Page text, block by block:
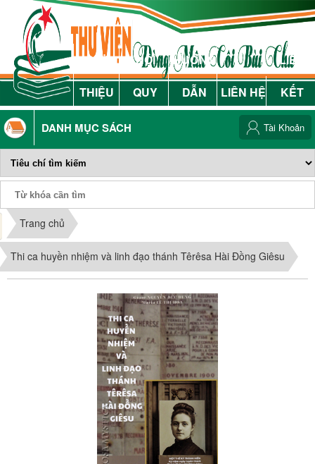
GIỚI
THIỆU
NỘI
QUY
HƯỚNG
DẪN
LIÊN HỆ
LIÊN
KẾT
DANH MỤC SÁCH Tài Khoản
Trang chủ
Thi ca huyền nhiệm và linh đạo thánh Têrêsa Hài Đồng Giêsu